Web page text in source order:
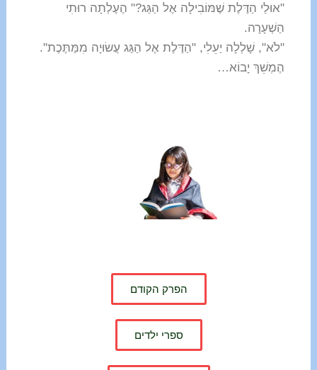
"אוּלַי הַדֶּלֶת שֶׁמּוֹבִילָה אֶל הַגַּג?" הֶעֶלְתָה רוּתִי
הַשְׁעָרָה.
"לֹא", שָׁלְלָה יַעֵלִי, "הַדֶּלֶת אֶל הַגַּג עֲשׂוּיָה מִמַּתֶּכֶת".
הֶמְשֵׁךְ יָבוֹא…
הפרק הקודם
ספרי ילדים